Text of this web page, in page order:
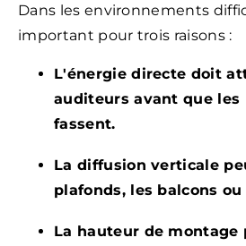
Dans les environnements
important pour trois raisons :
L'énergie directe doit
auditeurs avant que les
fassent.
La diffusion verticale
plafonds, les balcons
La hauteur de